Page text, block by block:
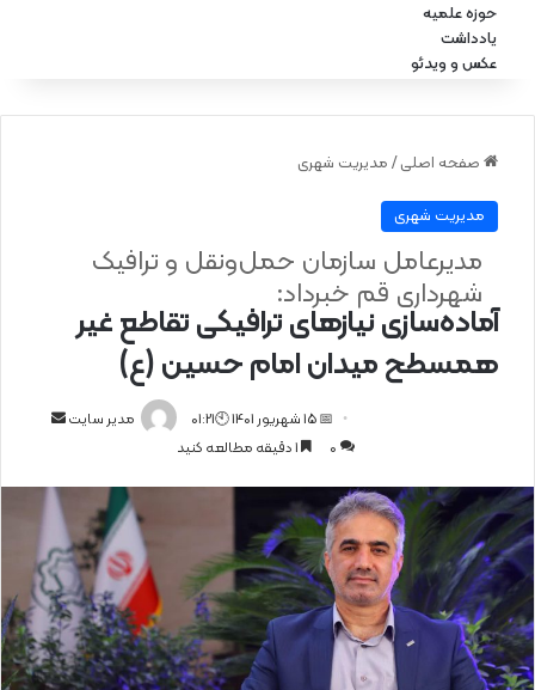
حوزه علمیه
یادداشت
عکس و ویدئو
صفحه اصلی / مدیریت شهری
مدیریت شهری
آماده‌سازی نیازهای ترافیکی تقاطع غیر
همسطح میدان امام حسین (ع)
مدیرعامل سازمان حمل‌ونقل و ترافیک
شهرداری قم خبرداد:
مدیر سایت
ا
ی
م
ی
ل
📅 15 شهریور 1401 🕙01:21
0